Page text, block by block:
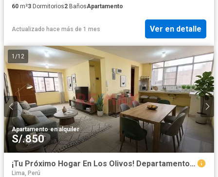
60 m²3 Dormitorios2 BañosApartamento
Actualizado hace más de 1 mes Ver en detalle
1 /12
Apartamento·en alquiler
S/.850
¡Tu Próximo Hogar En Los Olivos! Departamento En Alquiler
Lima, Perú